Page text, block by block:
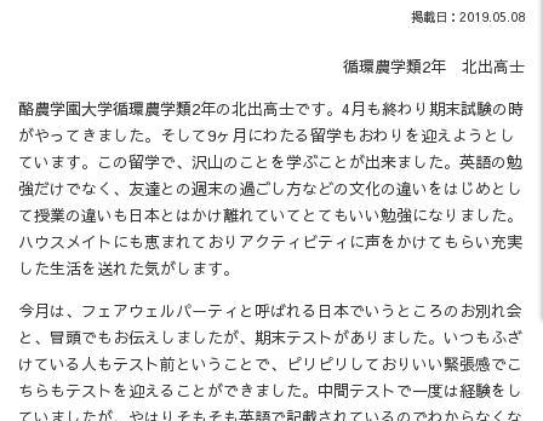
掲載日：2019.05.08
循環農学類2年 北出高士
酪農学園大学循環農学類2年の北出高士です。4月も終わり期末試験の時
がやってきました。そして9ヶ月にわたる留学もおわりを迎えようとし
ています。この留学で、沢山のことを学ぶことが出来ました。英語の勉
強だけでなく、友達との週末の過ごし方などの文化の違いをはじめとし
て授業の違いも日本とはかけ離れていてとてもいい勉強になりました。
ハウスメイトにも恵まれておりアクティビティに声をかけてもらい充実
した生活を送れた気がします。
今月は、フェアウェルパーティと呼ばれる日本でいうところのお別れ会
と、冒頭でもお伝えしましたが、期末テストがありました。いつもふざ
けている人もテスト前ということで、ピリピリしておりいい緊張感でこ
ちらもテストを迎えることができました。中間テストで一度は経験をし